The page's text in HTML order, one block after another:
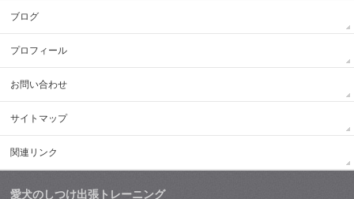
ブログ
プロフィール
お問い合わせ
サイトマップ
関連リンク
愛犬のしつけ出張トレーニング